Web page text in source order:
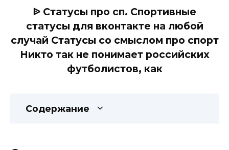
ᐉ Статусы про сп. Спортивные
статусы для вконтакте на любой
случай Статусы со смыслом про спорт
Никто так не понимает российских
футболистов, как
Содержание